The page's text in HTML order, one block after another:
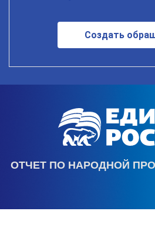
Создать
ОТЧЕТ ПО НАРОДНОЙ